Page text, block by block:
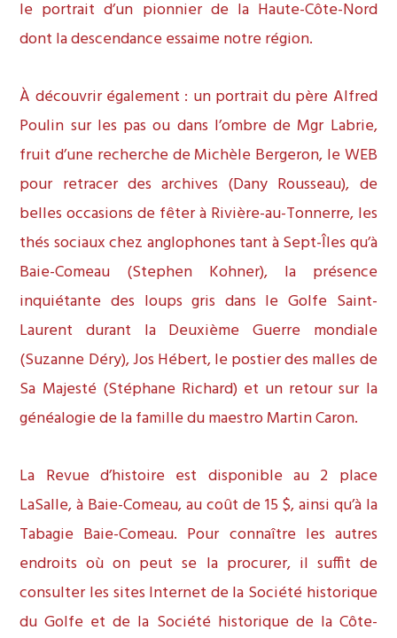
le portrait d’un pionnier de la Haute-Côte-Nord
dont la descendance essaime notre région.
À découvrir également : un portrait du père Alfred
Poulin sur les pas ou dans l’ombre de Mgr Labrie,
fruit d’une recherche de Michèle Bergeron, le WEB
pour retracer des archives (Dany Rousseau), de
belles occasions de fêter à Rivière-au-Tonnerre, les
thés sociaux chez anglophones tant à Sept-Îles qu’à
Baie-Comeau (Stephen Kohner), la présence
inquiétante des loups gris dans le Golfe Saint-
Laurent durant la Deuxième Guerre mondiale
(Suzanne Déry), Jos Hébert, le postier des malles de
Sa Majesté (Stéphane Richard) et un retour sur la
généalogie de la famille du maestro Martin Caron.
La Revue d’histoire est disponible au 2 place
LaSalle, à Baie-Comeau, au coût de 15 $, ainsi qu’à la
Tabagie Baie-Comeau. Pour connaître les autres
endroits où on peut se la procurer, il suffit de
consulter les sites Internet de la Société historique
du Golfe et de la Société historique de la Côte-